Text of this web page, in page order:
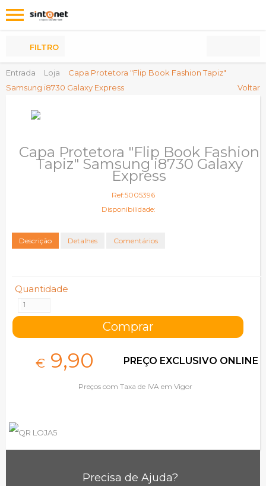
Entrada Loja
Capa Protetora "Flip Book Fashion Tapiz"
Samsung i8730 Galaxy Express
Voltar
FILTRO
Capa Protetora "Flip Book Fashion
Tapiz" Samsung i8730 Galaxy
Express
Ref:5005396
Disponibilidade:
Descrição Detalhes Comentários
Quantidade
€ 9,90 PREÇO EXCLUSIVO ONLINE
Preços com Taxa de IVA em Vigor
Precisa de Ajuda?